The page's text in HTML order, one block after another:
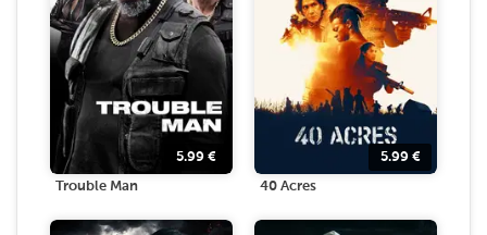
5.99 €
Trouble Man
5.99 €
40 Acres